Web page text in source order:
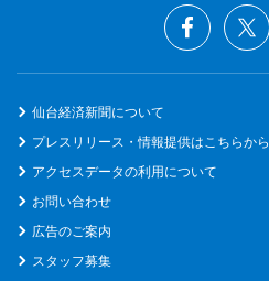
仙台経済新聞について
プレスリリース・情報提供はこちらから
アクセスデータの利用について
お問い合わせ
広告のご案内
スタッフ募集